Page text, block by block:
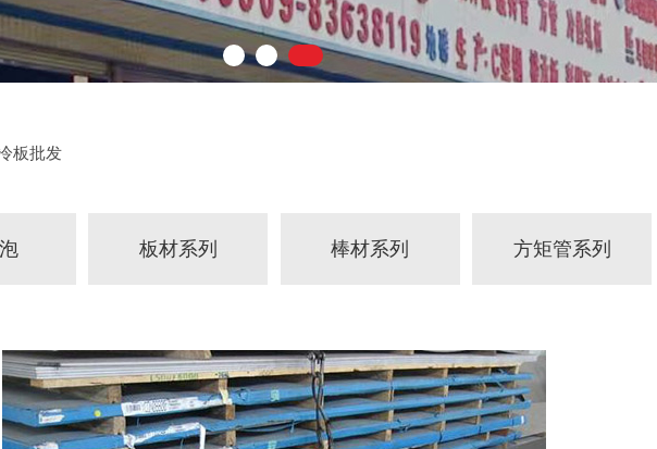
板批发
板材系列
花纹钢板
热轧卷板
棒材系列
圆铁
方矩管系列